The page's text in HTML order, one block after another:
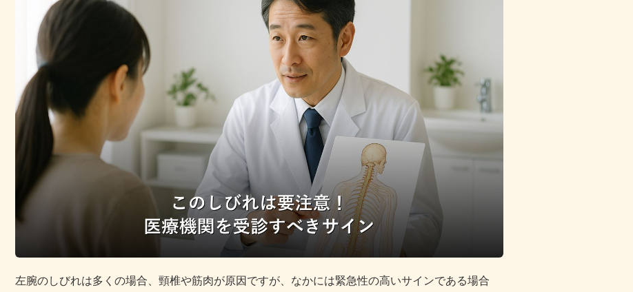
左腕のしびれは多くの場合、頸椎や筋肉が原因ですが、なかには緊急性の高いサインである場合